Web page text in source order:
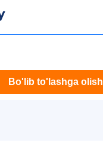
Bo'lib to'lashga olish